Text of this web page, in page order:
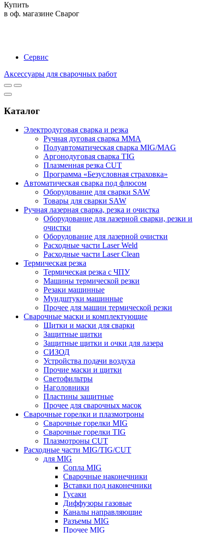
Купить
в оф. магазине Сварог
Сервис
Аксессуары для сварочных работ
Каталог
Электродуговая сварка и резка
Ручная дуговая сварка MMA
Полуавтоматическая сварка MIG/MAG
Аргонодуговая сварка TIG
Плазменная резка CUT
Программа «Безусловная страховка»
Автоматическая сварка под флюсом
Оборудование для сварки SAW
Товары для сварки SAW
Ручная лазерная сварка, резка и очистка
Оборудование для лазерной сварки, резки и
очистки
Оборудование для лазерной очистки
Расходные части Laser Weld
Расходные части Laser Clean
Термическая резка
Термическая резка с ЧПУ
Машины термической резки
Резаки машинные
Мундштуки машинные
Прочее для машин термической резки
Сварочные маски и комплектующие
Щитки и маски для сварки
Защитные щитки
Защитные щитки и очки для лазера
СИЗОД
Устройства подачи воздуха
Прочие маски и щитки
Светофильтры
Наголовники
Пластины защитные
Прочее для сварочных масок
Сварочные горелки и плазмотроны
Сварочные горелки MIG
Сварочные горелки TIG
Плазмотроны CUT
Расходные части MIG/TIG/CUT
для MIG
Сопла MIG
Сварочные наконечники
Вставки под наконечники
Гусаки
Диффузоры газовые
Каналы направляющие
Разъемы MIG
Прочее MIG